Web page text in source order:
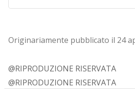
Originariamente pubblicato il 24
@RIPRODUZIONE RISERVATA
@RIPRODUZIONE RISERVATA